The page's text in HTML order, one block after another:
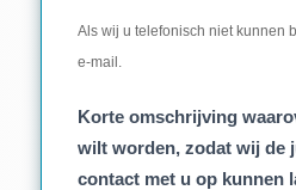
Als wij u telefonisch niet kunnen
e-mail.
Korte omschrijving
wilt worden, zodat wij de
contact met u op kunnen